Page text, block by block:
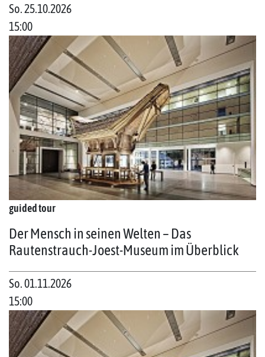
So. 25.10.2026
15:00
guided tour
Der Mensch in seinen Welten – Das
Rautenstrauch-Joest-Museum im Überblick
So. 01.11.2026
15:00